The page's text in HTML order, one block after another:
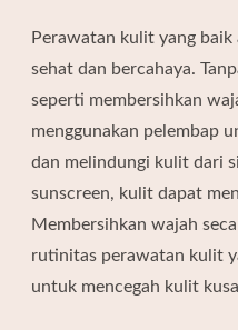
Perawatan kulit yang
sehat dan bercahaya.
seperti membersihkan
menggunakan pelembap
dan melindungi kulit dari
sunscreen, kulit dapat
Membersihkan wajah
rutinitas perawatan kulit
untuk mencegah kulit